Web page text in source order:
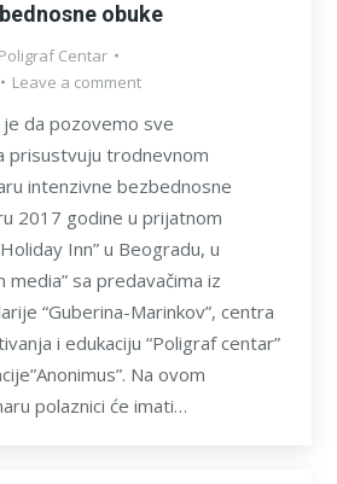
obuke
Poligraf Centar
Leave a comment
da pozovemo sve
prisustvuju trodnevnom
intenzivne bezbednosne
2017 godine u prijatnom
Inn” u Beogradu, u
media” sa predavačima iz
“Guberina-Marinkov”, centra
i edukaciju “Poligraf centar”
Na ovom
polaznici će imati…